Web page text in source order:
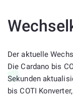
Der aktuelle
Die Cardano bis
Sekunden
bis COTI